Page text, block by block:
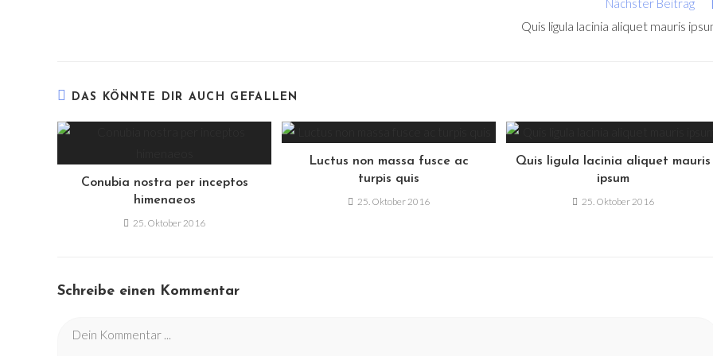
Nächster Beitrag
Quis ligula lacinia aliquet mauris
DAS KÖNNTE DIR AUCH GEFALLEN
Conubia nostra per inceptos
himenaeos
25. Oktober 2016
Luctus non massa fusce ac
turpis quis
25. Oktober 2016
Quis ligula lacinia aliquet mauris
ipsum
25. Oktober 2016
Schreibe einen Kommentar